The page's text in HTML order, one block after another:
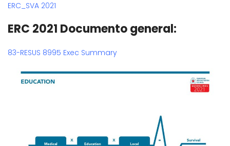
ERC_SVA 2021
ERC 2021 Documento general:
83-RESUS 8995 Exec Summary